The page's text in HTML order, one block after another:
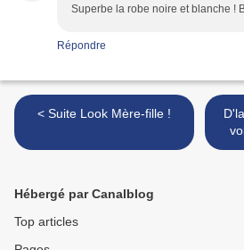
Superbe la robe noire et blanche !
Répondre
< Suite Look Mère-fille !
Hébergé par Canalblog
Top articles